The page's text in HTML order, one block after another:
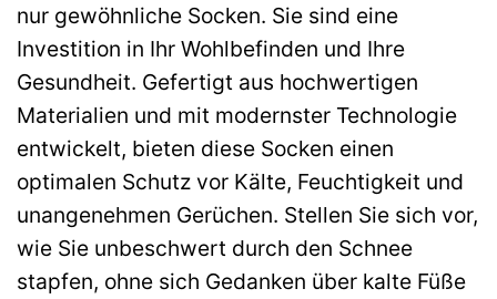
nur gewöhnliche Socken. Sie sind eine
Investition in Ihr Wohlbefinden und Ihre
Gesundheit. Gefertigt aus hochwertigen
Materialien und mit modernster Technologie
entwickelt, bieten diese Socken einen
optimalen Schutz vor Kälte, Feuchtigkeit und
unangenehmen Gerüchen. Stellen Sie sich vor,
wie Sie unbeschwert durch den Schnee
stapfen, ohne sich Gedanken über kalte Füße